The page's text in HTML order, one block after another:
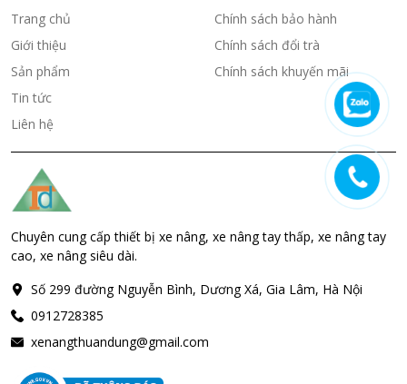
Trang chủ
Giới thiệu
Sản phẩm
Tin tức
Liên hệ
Chính sách bảo hành
Chính sách đổi trà
Chính sách khuyến mãi
Chuyên cung cấp thiết bị xe nâng, xe nâng tay thấp, xe nâng tay
cao, xe nâng siêu dài.
Số 299 đường Nguyễn Bình, Dương Xá, Gia Lâm, Hà Nội
0912728385
xenangthuandung@gmail.com